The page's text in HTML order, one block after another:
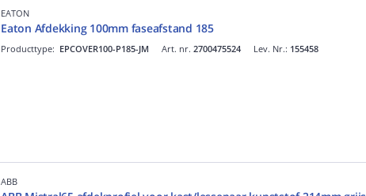
EATON
Eaton Afdekking 100mm faseafstand 185
Art. nr. 2700475524
Producttype: EPCOVER100-P185-JM Lev. Nr.: 155458
ABB